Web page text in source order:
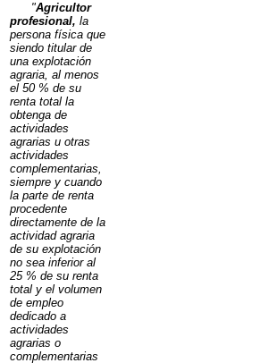
"Agricultor
profesional, la
persona física que
siendo titular de
una explotación
agraria, al menos
el 50 % de su
renta total la
obtenga de
actividades
agrarias u otras
actividades
complementarias,
siempre y cuando
la parte de renta
procedente
directamente de la
actividad agraria
de su explotación
no sea inferior al
25 % de su renta
total y el volumen
de empleo
dedicado a
actividades
agrarias o
complementarias